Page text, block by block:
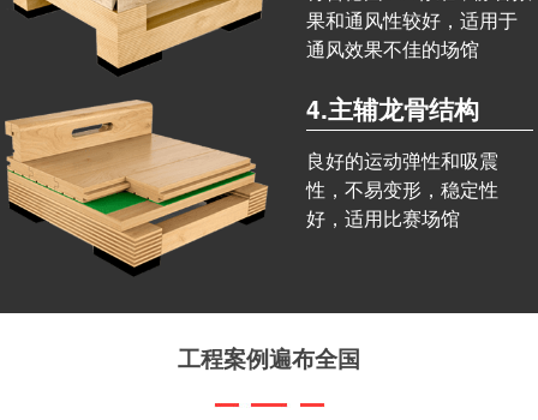
果和通风性较好，适用于
通风效果不佳的场馆
4.主辅龙骨结构
良好的运动弹性和吸震
性，不易变形，稳定性
好，适用比赛场馆
工程案例遍布全国